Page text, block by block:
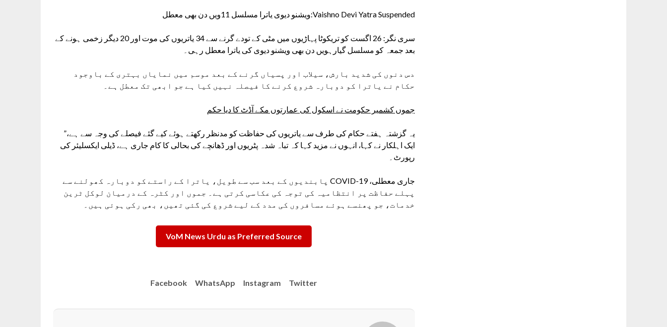
Vaishno Devi Yatra Suspended:ويشنو دیوی یاترا مسلسل 11ویں دن بھی معطل
سری نگر: 26 اگست کو تریکوٹا پہاڑیوں میں مٹی کے تودے گرنے سے 34 یاتریوں کی موت اور 20 دیگر زخمی ہونے کے
بعد جمعہ کو مسلسل گیارہویں دن بھی ویشنو دیوی کی یاترا معطل رہی۔
دس دنوں کی شدید بارش، سیلاب اور پسیاں گرنے کے بعد موسم میں نمایاں بہتری کے باوجود
حکام نے یاترا کو دوبارہ شروع کرنے کا فیصلہ نہیں کیا ہے جو ابھی تک معطل ہے۔
جموں کشمیر حکومت نے اسکول کی عمارتوں مکے آڈٹ کا دیا حکم
یہ گزشتہ ہفتے حکام کی طرف سے یاتریوں کی حفاظت کو مدنظر رکھتے ہوئے کیے گئے فیصلے کی وجہ سے ہے،”
ایک اہلکار نے کہا، انہوں نے مزید کہا کہ تباہ شدہ پٹریوں اور ڈھانچے کی بحالی کا کام جاری ہے، ڈیلی ایکسلیئر کی
رپورٹ۔
جاری معطلی، COVID-19 پابندیوں کے بعد سب سے طویل، یاترا کے راستے کو دوبارہ کھولنے سے
پہلے حفاظت پر انتظامیہ کی توجہ کی عکاسی کرتی ہے۔ جموں اور کٹرہ کے درمیان لوکل ٹرین
خدمات، جو پھنسے ہوئے مسافروں کی مدد کے لیے شروع کی گئی تھیں، بھی رکی ہوئی ہیں۔
VoM News Urdu as Preferred Source
Facebook WhatsApp Instagram Twitter